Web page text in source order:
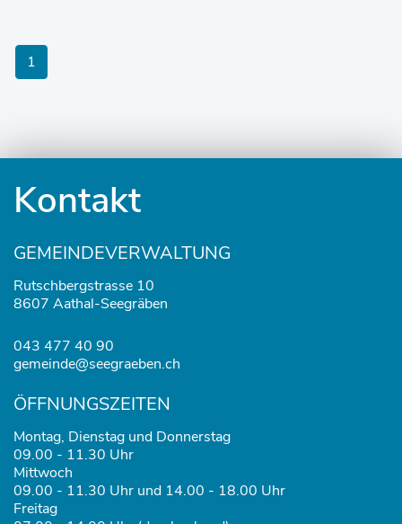
1
Kontakt
GEMEINDEVERWALTUNG
Rutschbergstrasse 10
8607 Aathal-Seegräben
043 477 40 90
gemeinde@seegraeben.ch
ÖFFNUNGSZEITEN
Montag, Dienstag und Donnerstag
09.00 - 11.30 Uhr
Mittwoch
09.00 - 11.30 Uhr und 14.00 - 18.00 Uhr
Freitag